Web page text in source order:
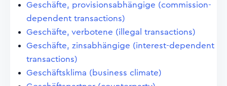
Geschäfte, provisionsabhängige (commission-
dependent transactions)
Geschäfte, verbotene (illegal transactions)
Geschäfte, zinsabhängige (interest-dependent
transactions)
Geschäftsklima (business climate)